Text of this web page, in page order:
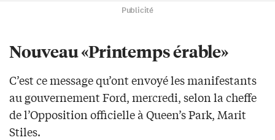
Publicité
Nouveau «Printemps érable»
C’est ce message qu’ont envoyé les manifestants
au gouvernement Ford, mercredi, selon la cheffe
de l’Opposition officielle à Queen’s Park, Marit
Stiles.